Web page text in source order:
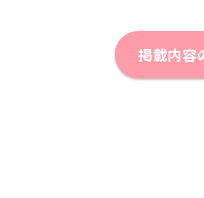
掲載内容